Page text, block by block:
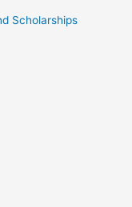
Scholarships